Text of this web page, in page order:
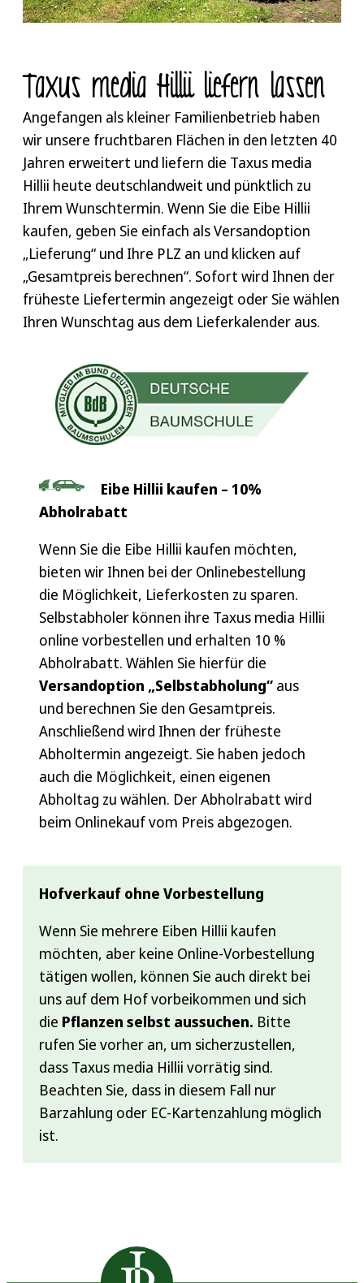
Taxus media Hillii liefern lassen
Angefangen als kleiner Familienbetrieb haben
wir unsere fruchtbaren Flächen in den letzten 40
Jahren erweitert und liefern die Taxus media
Hillii heute deutschlandweit und pünktlich zu
Ihrem Wunschtermin. Wenn Sie die Eibe Hillii
kaufen, geben Sie einfach als Versandoption
„Lieferung“ und Ihre PLZ an und klicken auf
„Gesamtpreis berechnen“. Sofort wird Ihnen der
früheste Liefertermin angezeigt oder Sie wählen
Ihren Wunschtag aus dem Lieferkalender aus.
Eibe Hillii kaufen – 10%
Abholrabatt
Wenn Sie die Eibe Hillii kaufen möchten,
bieten wir Ihnen bei der Onlinebestellung
die Möglichkeit, Lieferkosten zu sparen.
Selbstabholer können ihre Taxus media Hillii
online vorbestellen und erhalten 10 %
Abholrabatt. Wählen Sie hierfür die
Versandoption „Selbstabholung“ aus
und berechnen Sie den Gesamtpreis.
Anschließend wird Ihnen der früheste
Abholtermin angezeigt. Sie haben jedoch
auch die Möglichkeit, einen eigenen
Abholtag zu wählen. Der Abholrabatt wird
beim Onlinekauf vom Preis abgezogen.
Hofverkauf ohne Vorbestellung
Wenn Sie mehrere Eiben Hillii kaufen
möchten, aber keine Online-Vorbestellung
tätigen wollen, können Sie auch direkt bei
uns auf dem Hof vorbeikommen und sich
die Pflanzen selbst aussuchen. Bitte
rufen Sie vorher an, um sicherzustellen,
dass Taxus media Hillii vorrätig sind.
Beachten Sie, dass in diesem Fall nur
Barzahlung oder EC-Kartenzahlung möglich
ist.